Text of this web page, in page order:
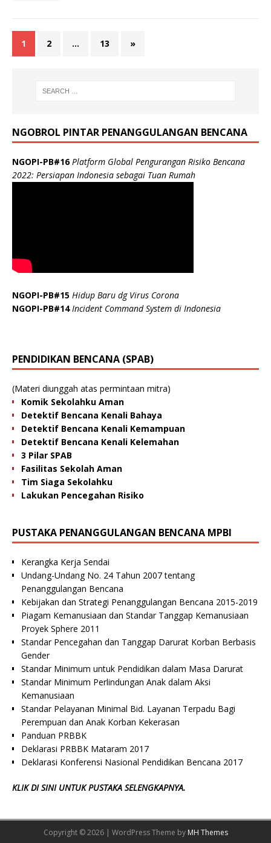
1 2 … 13 »
NGOBROL PINTAR PENANGGULANGAN BENCANA
NGOPI-PB#16 Platform Global Pengurangan Risiko Bencana
2022: Persiapan Indonesia sebagai Tuan Rumah
NGOPI-PB#15 Hidup Baru dg Virus Corona
NGOPI-PB#14 Incident Command System di Indonesia
PENDIDIKAN BENCANA (SPAB)
(Materi diunggah atas permintaan mitra)
Komik Sekolahku Aman
Detektif Bencana Kenali Bahaya
Detektif Bencana Kenali Kemampuan
Detektif Bencana Kenali Kelemahan
3 Pilar SPAB
Fasilitas Sekolah Aman
Tim Siaga Sekolahku
Lakukan Pencegahan Risiko
PUSTAKA PENANGGULANGAN BENCANA MPBI
Kerangka Kerja Sendai
Undang-Undang No. 24 Tahun 2007 tentang
Penanggulangan Bencana
Kebijakan dan Strategi Penanggulangan Bencana 2015-2019
Piagam Kemanusiaan dan Standar Tanggap Kemanusiaan
Proyek Sphere 2011
Standar Pencegahan dan Tanggap Darurat Korban Berbasis
Gender
Standar Minimum untuk Pendidikan dalam Masa Darurat
Standar Minimum Perlindungan Anak dalam Aksi
Kemanusiaan
Standar Pelayanan Minimal Bid. Layanan Terpadu Bagi
Perempuan dan Anak Korban Kekerasan
Panduan PRBBK
Deklarasi PRBBK Mataram 2017
Deklarasi Konferensi Nasional Pendidikan Bencana 2017
KLIK DI SINI UNTUK PUSTAKA SELENGKAPNYA.
Copyright © 2026 | WordPress Theme by MH Themes